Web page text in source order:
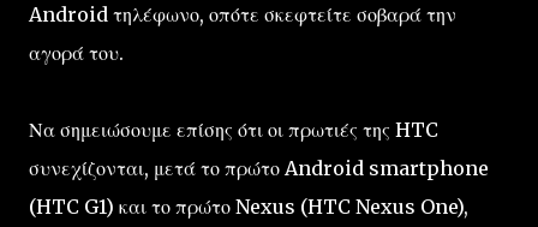
Android τηλέφωνο, οπότε σκεφτείτε σοβαρά την
αγορά του.
Να σημειώσουμε επίσης ότι οι πρωτιές της HTC
συνεχίζονται, μετά το πρώτο Android smartphone
(HTC G1) και το πρώτο Nexus (HTC Nexus One),